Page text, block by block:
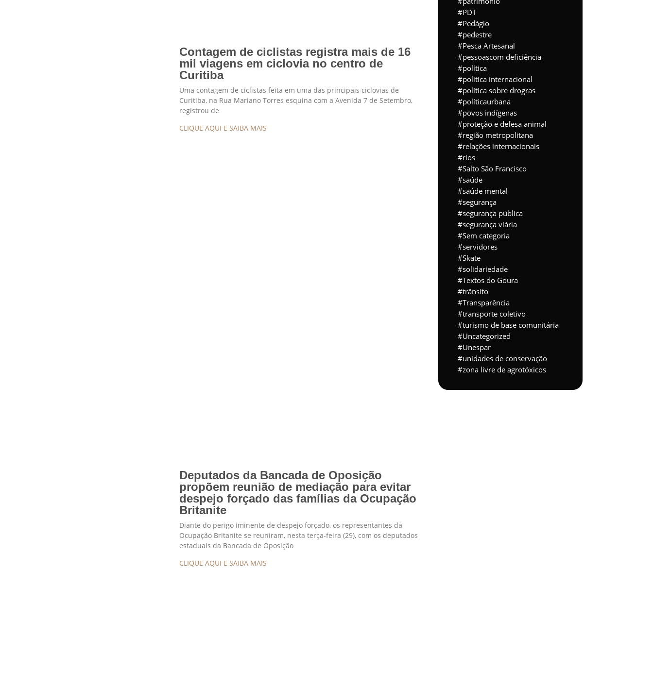
Contagem de ciclistas registra mais de 16
mil viagens em ciclovia no centro de
Curitiba
Uma contagem de ciclistas feita em uma das principais ciclovias de
Curitiba, na Rua Mariano Torres esquina com a Avenida 7 de Setembro,
registrou de
CLIQUE AQUI E SAIBA MAIS
Deputados da Bancada de Oposição
propõem reunião de mediação para evitar
despejo forçado das famílias da Ocupação
Britanite
Diante do perigo iminente de despejo forçado, os representantes da
Ocupação Britanite se reuniram, nesta terça-feira (29), com os deputados
estaduais da Bancada de Oposição
CLIQUE AQUI E SAIBA MAIS
PDT
Pedágio
pedestre
Pesca Artesanal
pessoascom deficiência
política
política internacional
política sobre drogras
políticaurbana
povos indígenas
proteção e defesa animal
região metropolitana
relações internacionais
rios
Salto São Francisco
saúde
saúde mental
segurança
segurança pública
segurança viária
Sem categoria
servidores
Skate
solidariedade
Textos do Goura
trânsito
Transparência
transporte coletivo
turismo de base comunitária
Uncategorized
Unespar
unidades de conservação
zona livre de agrotóxicos